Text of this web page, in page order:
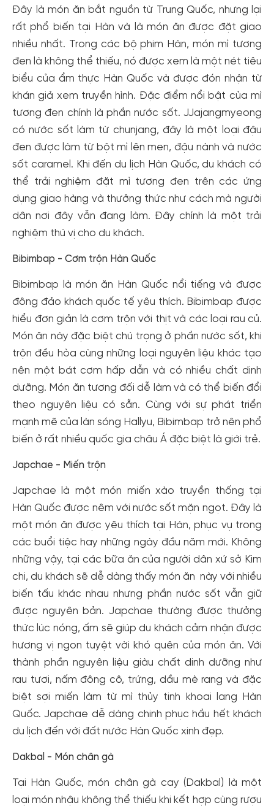
Đây là món ăn bắt nguồn từ Trung Quốc, nhưng lại
rất phổ biến tại Hàn và là món ăn được đặt giao
nhiều nhất. Trong các bộ phim Hàn, món mì tương
đen là không thể thiếu, nó được xem là một nét tiêu
biểu của ẩm thực Hàn Quốc và được đón nhận từ
khán giả xem truyền hình. Đặc điểm nổi bật của mì
tương đen chính là phần nước sốt. JJajangmyeong
có nước sốt làm từ chunjang, đây là một loại đậu
đen được làm từ bột mì lên men, đậu nành và nước
sốt caramel. Khi đến du lịch Hàn Quốc, du khách có
thể trải nghiệm đặt mì tương đen trên các ứng
dụng giao hàng và thưởng thức như cách mà người
dân nơi đây vẫn đang làm. Đây chính là một trải
nghiệm thú vị cho du khách.
Bibimbap - Cơm trộn Hàn Quốc
Bibimbap là món ăn Hàn Quốc nổi tiếng và được
đông đảo khách quốc tế yêu thích. Bibimbap được
hiểu đơn giản là cơm trộn với thịt và các loại rau củ.
Món ăn này đặc biệt chú trọng ở phần nước sốt, khi
trộn đều hòa cùng những loại nguyên liệu khác tạo
nên một bát cơm hấp dẫn và có nhiều chất dinh
dưỡng. Món ăn tương đối dễ làm và có thể biến đổi
theo nguyên liệu có sẵn. Cùng với sự phát triển
mạnh mẽ của làn sóng Hallyu, Bibimbap trở nên phổ
biến ở rất nhiều quốc gia châu Á đặc biệt là giới trẻ.
Japchae - Miến trộn
Japchae là một món miến xào truyền thống tại
Hàn Quốc được nêm với nước sốt mặn ngọt. Đây là
một món ăn được yêu thích tại Hàn, phục vụ trong
các buổi tiệc hay những ngày đầu năm mới. Không
những vậy, tại các bữa ăn của người dân xứ sở Kim
chi, du khách sẽ dễ dàng thấy món ăn này với nhiều
biến tấu khác nhau nhưng phần nước sốt vẫn giữ
được nguyên bản. Japchae thường được thưởng
thức lúc nóng, ấm sẽ giúp du khách cảm nhận được
hương vị ngon tuyệt vời khó quên của món ăn. Với
thành phần nguyên liệu giàu chất dinh dưỡng như
rau tươi, nấm đông cô, trứng, dầu mè rang và đặc
biệt sợi miến làm từ mì thủy tinh khoai lang Hàn
Quốc. Japchae dễ dàng chinh phục hầu hết khách
du lịch đến với đất nước Hàn Quốc xinh đẹp.
Dakbal - Món chân gà
Tại Hàn Quốc, món chân gà cay (Dakbal) là một
loại món nhậu không thể thiếu khi kết hợp cùng rượu